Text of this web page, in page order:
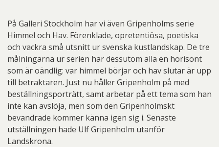
På Galleri Stockholm har vi även Gripenholms serie
Himmel och Hav. Förenklade, opretentiösa, poetiska
och vackra små utsnitt ur svenska kustlandskap. De tre
målningarna ur serien har dessutom alla en horisont
som är oändlig: var himmel börjar och hav slutar är upp
till betraktaren. Just nu håller Gripenholm på med
beställningsporträtt, samt arbetar på ett tema som han
inte kan avslöja, men som den Gripenholmskt
bevandrade kommer känna igen sig i. Senaste
utställningen hade Ulf Gripenholm utanför
Landskrona.